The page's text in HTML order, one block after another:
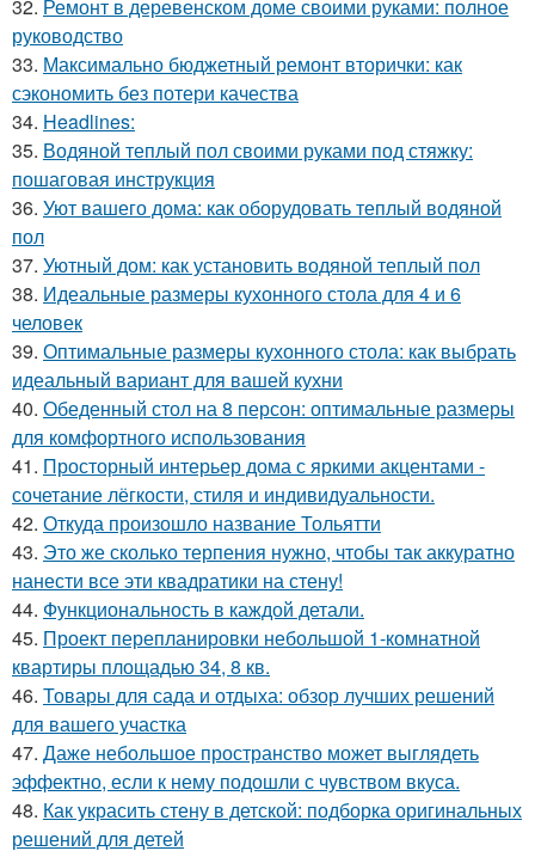
32. Ремонт в деревенском доме своими руками: полное
руководство
33. Максимально бюджетный ремонт вторички: как
сэкономить без потери качества
34. Headlines:
35. Водяной теплый пол своими руками под стяжку:
пошаговая инструкция
36. Уют вашего дома: как оборудовать теплый водяной
пол
37. Уютный дом: как установить водяной теплый пол
38. Идеальные размеры кухонного стола для 4 и 6
человек
39. Оптимальные размеры кухонного стола: как выбрать
идеальный вариант для вашей кухни
40. Обеденный стол на 8 персон: оптимальные размеры
для комфортного использования
41. Просторный интерьер дома с яркими акцентами -
сочетание лёгкости, стиля и индивидуальности.
42. Откуда произошло название Тольятти
43. Это же сколько терпения нужно, чтобы так аккуратно
нанести все эти квадратики на стену!
44. Функциональность в каждой детали.
45. Проект перепланировки небольшой 1-комнатной
квартиры площадью 34, 8 кв.
46. Товары для сада и отдыха: обзор лучших решений
для вашего участка
47. Даже небольшое пространство может выглядеть
эффектно, если к нему подошли с чувством вкуса.
48. Как украсить стену в детской: подборка оригинальных
решений для детей